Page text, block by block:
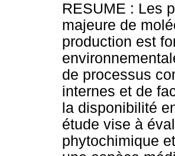
RESUME : Les
majeure de
production est
de processus
internes et de
la disponibilité
étude vise à
phytochimique